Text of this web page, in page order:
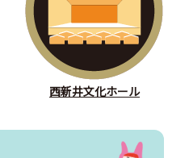
西新井文化ホール